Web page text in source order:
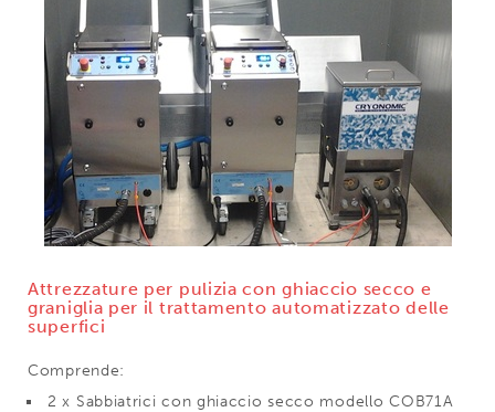
Attrezzature per pulizia con ghiaccio secco e
graniglia per il trattamento automatizzato delle
superfici
Comprende:
2 x Sabbiatrici con ghiaccio secco modello COB71A